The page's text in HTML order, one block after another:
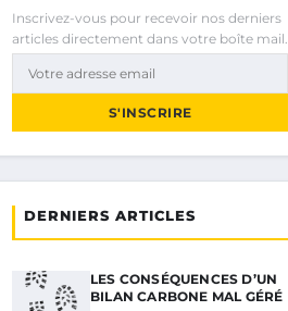
Inscrivez-vous pour recevoir nos derniers
articles directement dans votre boîte mail.
S'INSCRIRE
DERNIERS ARTICLES
LES CONSÉQUENCES D’UN
BILAN CARBONE MAL GÉRÉ